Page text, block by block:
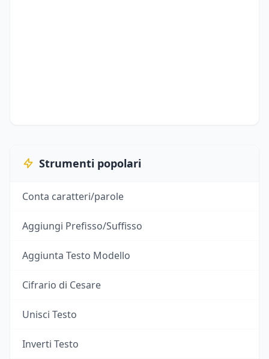
Strumenti popolari
Conta caratteri/parole
Aggiungi Prefisso/Suffisso
Aggiunta Testo Modello
Cifrario di Cesare
Unisci Testo
Inverti Testo